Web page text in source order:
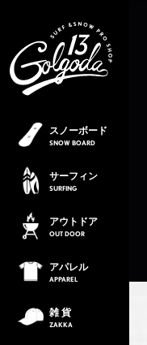
スノーボード
SNOW BOARD
サーフィン
SURFING
アウトドア
OUT DOOR
アパレル
APPAREL
雑 貨
ZAKKA